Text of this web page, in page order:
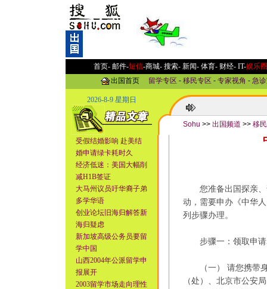
首页- 邮件-短信-商城- 搜索-新闻- 体育-财经- IT-娱乐圈
出国首页
留学专区 - 移民专区 - 专家视角 - 急
2026-8-9 星期日
受假结婚影响 赴美结
婚申请绿卡耗时久
经济低迷：美国大幅削
减H1B签证
大马州议员吁华裔子弟
多学华语
创业论坛旧海归解答新
海归疑虑
新加坡高级公务员要留
学中国
山西2004年公派留学申
报展开
2003留学市场走向理性
Sohu >> 出国频道 >> 移
您准备出国探亲、
动，需要申办《中华
列步骤办理。
步骤一：领取申请
（一） 请您携带身
（处）、北京市公安